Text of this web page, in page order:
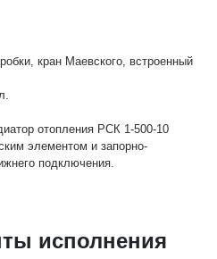
кран Маевского, встроенный
отопления РСК 1-500-10
элементом и запорно-
подключения.
исполнения